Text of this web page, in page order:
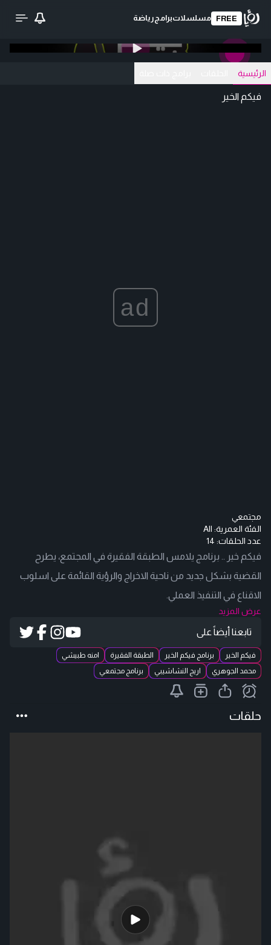
FREE مسلسلاتبرامج رياضة
تحميل الفيديو
الرئيسية
فيكم الخير
ad
مجتمعي
الفئة العمرية: All
عدد الحلقات: 14
فيكم خير .. برنامج يلامس الطبقة الفقيرة في المجتمع، يطرح
القضية بشكل جديد من ناحية الاخراج والرؤية القائمة على اسلوب
الاقناع في التنفيذ العملي.
عرض المزيد
تابعنا أيضاً على
فيكم الخير برنامج فيكم الخير الطبقة الفقيرة
امنه طبيشي
محمد الجوهري
اريج النشاشيبي برنامج مجتمعي
حلقات